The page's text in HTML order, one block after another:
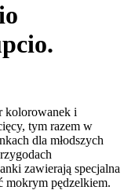
kolorowanek i
tym razem w
dla młodszych
zawierają specjalna
mokrym pędzelkiem.